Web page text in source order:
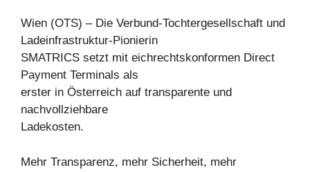
Wien (OTS) – Die Verbund-Tochtergesellschaft und
Ladeinfrastruktur-Pionierin
SMATRICS setzt mit eichrechtskonformen Direct
Payment Terminals als
erster in Österreich auf transparente und
nachvollziehbare
Ladekosten.
Mehr Transparenz, mehr Sicherheit, mehr